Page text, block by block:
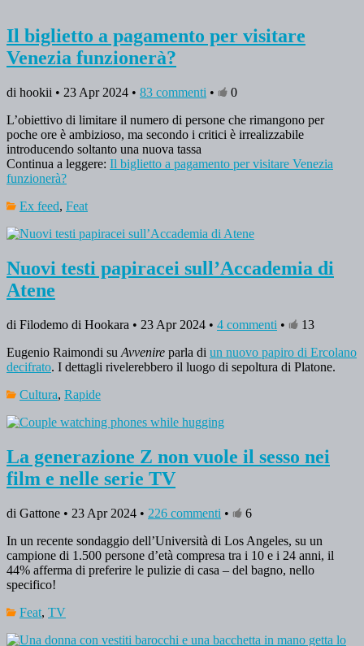
Il biglietto a pagamento per visitare
Venezia funzionerà?
di hookii • 23 Apr 2024 • 83 commenti •
0
L’obiettivo di limitare il numero di persone che rimangono per
poche ore è ambizioso, ma secondo i critici è irrealizzabile
introducendo soltanto una nuova tassa
Continua a leggere: Il biglietto a pagamento per visitare Venezia
funzionerà?
Ex feed, Feat
Nuovi testi papiracei sull’Accademia di
Atene
di Filodemo di Hookara • 23 Apr 2024 • 4 commenti •
13
Eugenio Raimondi su Avvenire parla di un nuovo papiro di Ercolano
decifrato. I dettagli rivelerebbero il luogo di sepoltura di Platone.
Cultura, Rapide
La generazione Z non vuole il sesso nei
film e nelle serie TV
di Gattone • 23 Apr 2024 • 226 commenti •
6
In un recente sondaggio dell’Università di Los Angeles, su un
campione di 1.500 persone d’età compresa tra i 10 e i 24 anni, il
44% afferma di preferire le pulizie di casa – del bagno, nello
specifico!
Feat, TV